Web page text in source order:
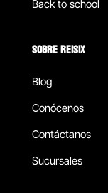
Back to school
SOBRE REISIX
Blog
Conócenos
Contáctanos
Sucursales